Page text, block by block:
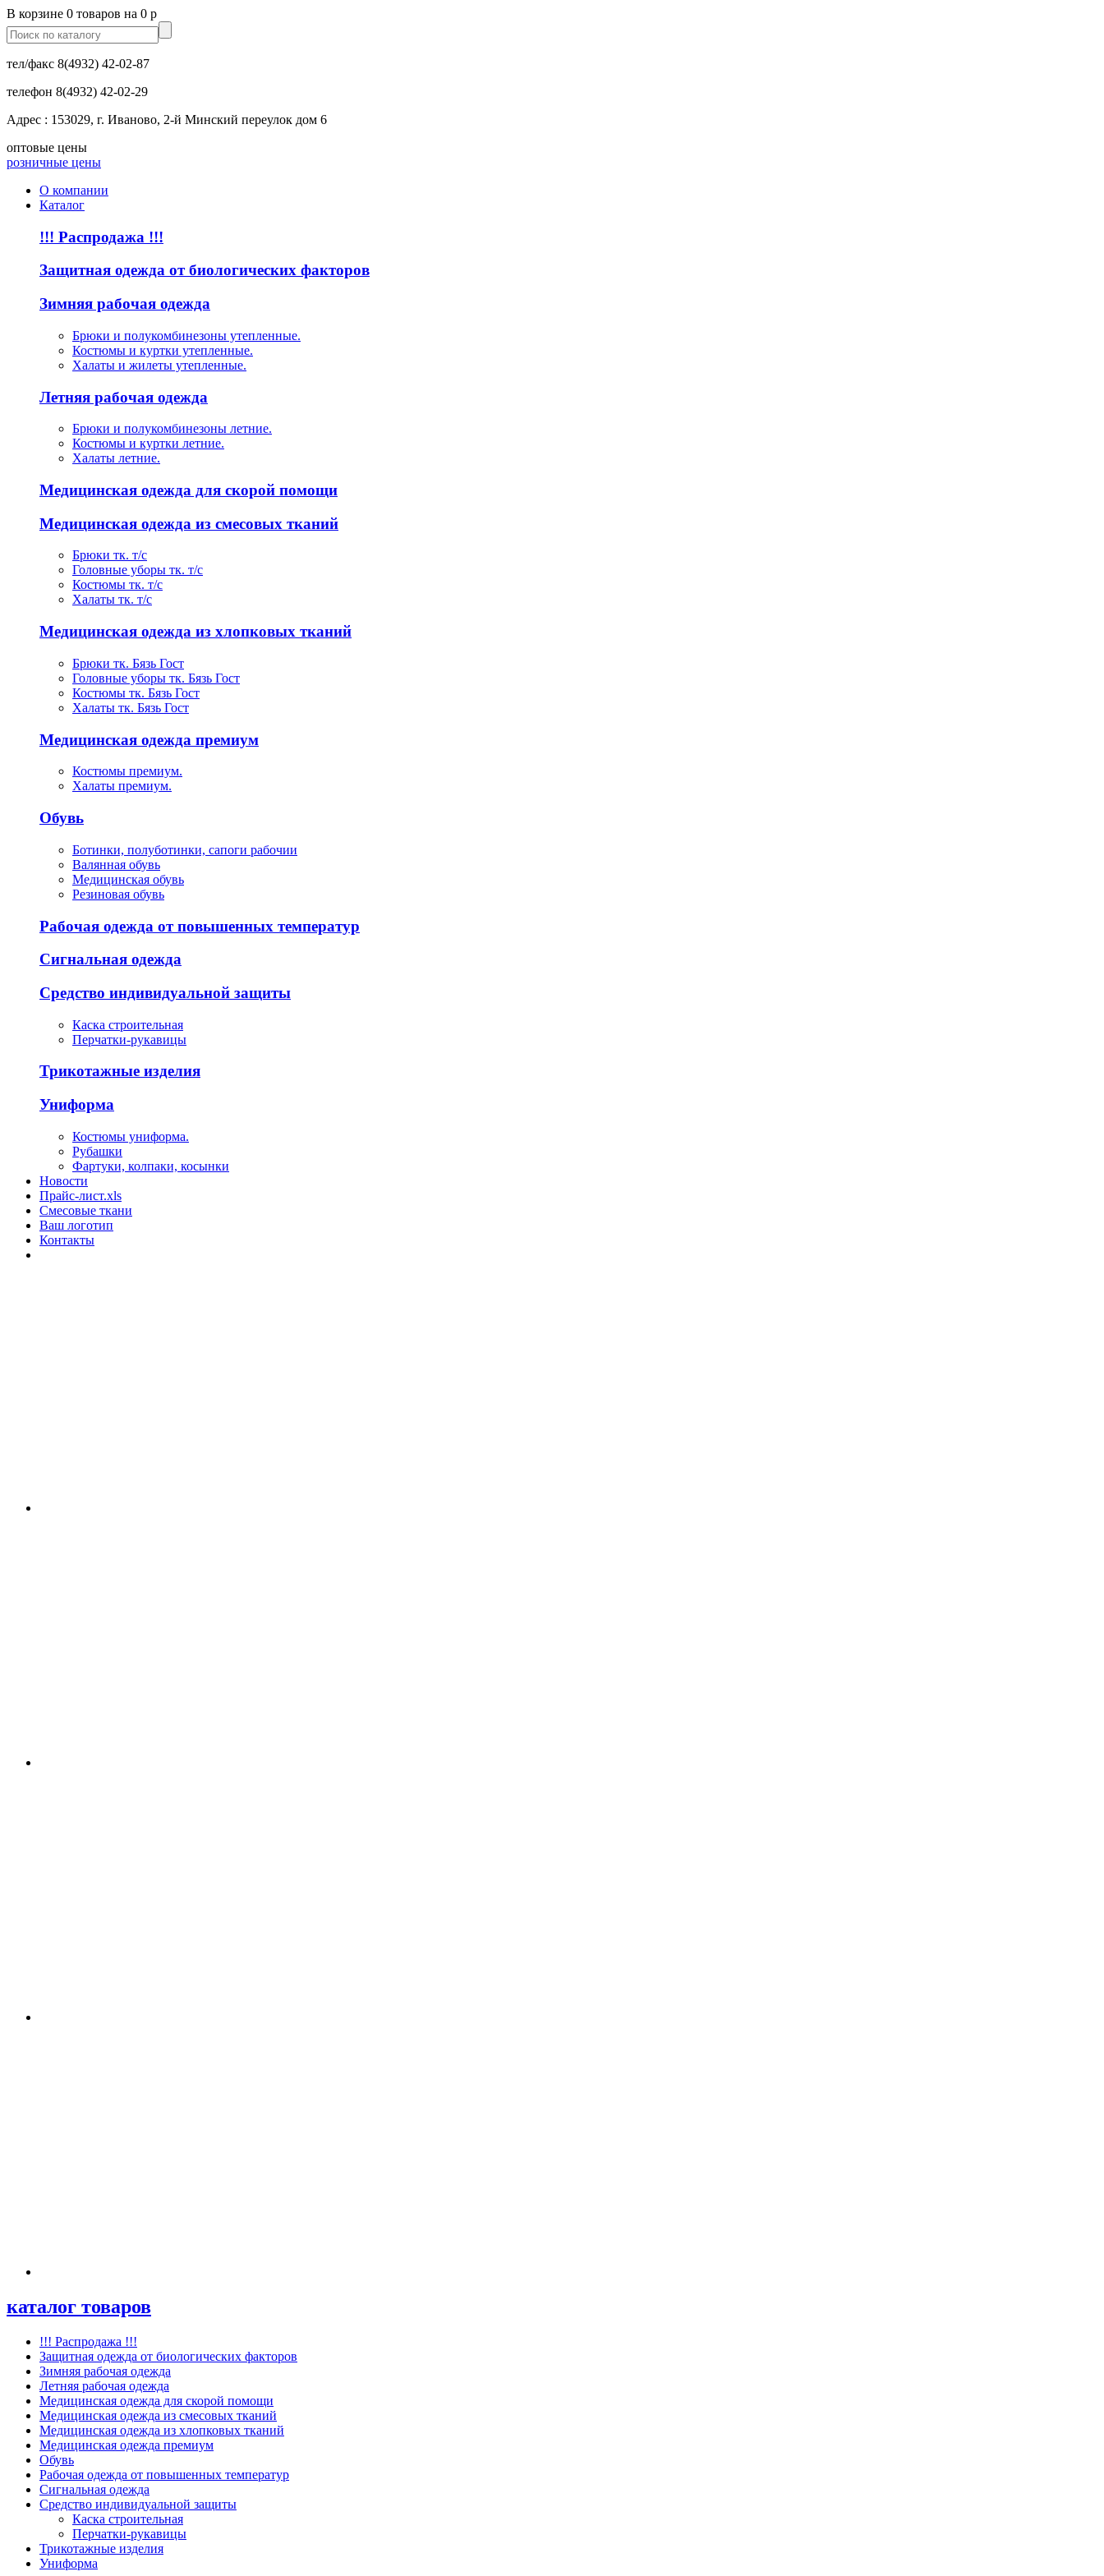
В корзине 0 товаров на 0 р
тел/факс 8(4932) 42-02-87
телефон 8(4932) 42-02-29
Адрес : 153029, г. Иваново, 2-й Минский переулок дом 6
оптовые цены
розничные цены
О компании
Каталог
!!! Распродажа !!!
Защитная одежда от биологических факторов
Зимняя рабочая одежда
Брюки и полукомбинезоны утепленные.
Костюмы и куртки утепленные.
Халаты и жилеты утепленные.
Летняя рабочая одежда
Брюки и полукомбинезоны летние.
Костюмы и куртки летние.
Халаты летние.
Медицинская одежда для скорой помощи
Медицинская одежда из смесовых тканий
Брюки тк. т/с
Головные уборы тк. т/с
Костюмы тк. т/с
Халаты тк. т/с
Медицинская одежда из хлопковых тканий
Брюки тк. Бязь Гост
Головные уборы тк. Бязь Гост
Костюмы тк. Бязь Гост
Халаты тк. Бязь Гост
Медицинская одежда премиум
Костюмы премиум.
Халаты премиум.
Обувь
Ботинки, полуботинки, сапоги рабочии
Валянная обувь
Медицинская обувь
Резиновая обувь
Рабочая одежда от повышенных температур
Сигнальная одежда
Средство индивидуальной защиты
Каска строительная
Перчатки-рукавицы
Трикотажные изделия
Униформа
Костюмы униформа.
Рубашки
Фартуки, колпаки, косынки
Новости
Прайс-лист.xls
Смесовые ткани
Ваш логотип
Контакты
каталог товаров
!!! Распродажа !!!
Защитная одежда от биологических факторов
Зимняя рабочая одежда
Летняя рабочая одежда
Медицинская одежда для скорой помощи
Медицинская одежда из смесовых тканий
Медицинская одежда из хлопковых тканий
Медицинская одежда премиум
Обувь
Рабочая одежда от повышенных температур
Сигнальная одежда
Средство индивидуальной защиты
Каска строительная
Перчатки-рукавицы
Трикотажные изделия
Униформа